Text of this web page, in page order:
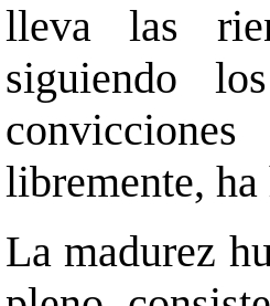
lleva las
siguiendo
libremente, ha
La madurez